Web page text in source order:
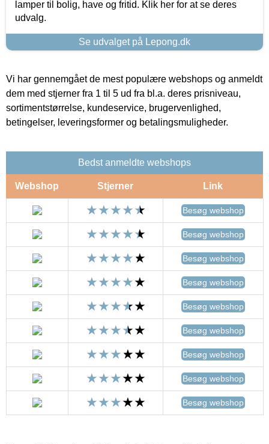
lamper til bolig, have og fritid. Klik her for at se deres
udvalg.
Se udvalget på Lepong.dk
Vi har gennemgået de mest populære webshops og anmeldt
dem med stjerner fra 1 til 5 ud fra bl.a. deres prisniveau,
sortimentstørrelse, kundeservice, brugervenlighed,
betingelser, leveringsformer og betalingsmuligheder.
Bedst anmeldte webshops
Webshop Stjerner Link
Besøg webshop
Besøg webshop
Besøg webshop
Besøg webshop
Besøg webshop
Besøg webshop
Besøg webshop
Besøg webshop
Besøg webshop